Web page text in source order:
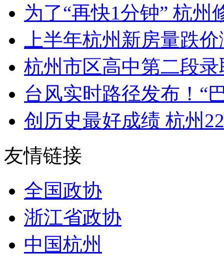
为了“再快1分钟” 杭州
上半年杭州新房量跌
杭州市区高中第二段
台风实时路径发布！“
创历史最好成绩 杭州
友情链接
全国政协
浙江省政协
中国杭州